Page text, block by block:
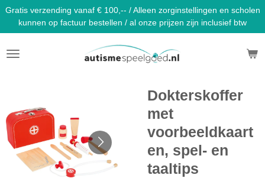
Ga
direct
naar
de
hoofdinhoud
Gratis verzending vanaf € 100,-- / Alleen zorginstellingen en scholen
kunnen op factuur bestellen / al onze prijzen zijn inclusief btw
Dokterskoffer
met
voorbeeldkaart
en, spel- en
taaltips